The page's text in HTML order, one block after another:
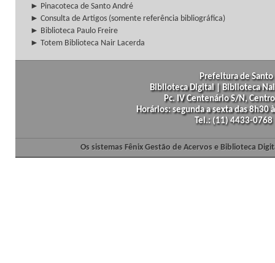
► Pinacoteca de Santo André
► Consulta de Artigos (somente referência bibliográfica)
► Biblioteca Paulo Freire
► Totem Biblioteca Nair Lacerda
Prefeitura de
Biblioteca Digital | Biblioteca
Pc. IV Centenário S/N,
Horários: segunda a sexta das
Tel.: (11) 4433-
Os sistemas Fênix Gestão de Acervos e Biblioteca